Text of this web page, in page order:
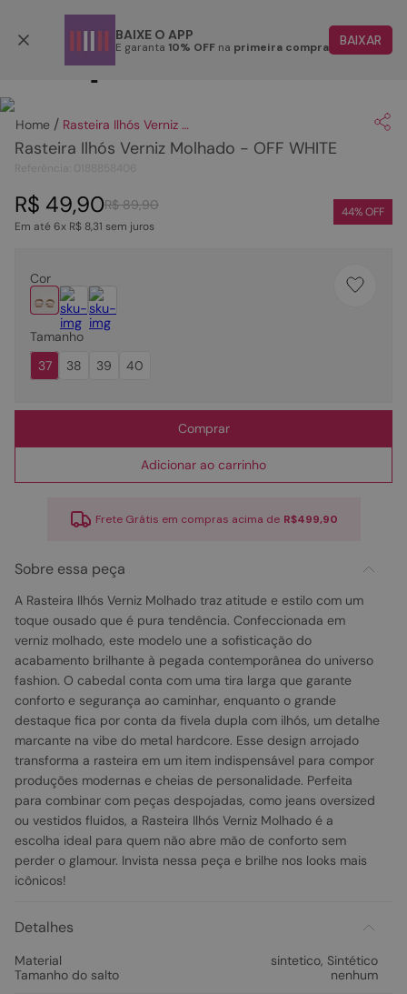
BAIXE O APP
E garanta 10% OFF na primeira compra BAIXAR
Rasteira Ilhós Verniz Molhado - OFF WHITE
Rasteira Ilhós Verniz Molhado - OFF WHITE
R$ 89,90
R$ 49,90
Em até6x R$ 8,31 sem juros
44% OFF
Cor
Tamanho
37
38 39 40
Comprar
Adicionar ao carrinho
Frete Grátis em compras acima de R$499,90
Sobre essa peça
A Rasteira Ilhós Verniz Molhado traz atitude e estilo com um
toque ousado que é pura tendência. Confeccionada em
verniz molhado, este modelo une a sofisticação do
acabamento brilhante à pegada contemporânea do universo
fashion. O cabedal conta com uma tira larga que garante
conforto e segurança ao caminhar, enquanto o grande
destaque fica por conta da fivela dupla com ilhós, um detalhe
marcante na vibe do metal hardcore. Esse design arrojado
transforma a rasteira em um item indispensável para compor
produções modernas e cheias de personalidade. Perfeita
para combinar com peças despojadas, como jeans oversized
ou vestidos fluidos, a Rasteira Ilhós Verniz Molhado é a
escolha ideal para quem não abre mão de conforto sem
perder o glamour. Invista nessa peça e brilhe nos looks mais
icônicos!
Detalhes
Material sintetico, Sintético
Tamanho do salto
nenhum
2º
tenis
4º
sandalia
5º
rasteira
bolsa
sapatilha
óculos